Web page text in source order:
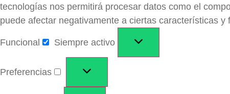
tecnologías nos permitirá procesar datos como el
puede afectar negativamente a ciertas características y
Funcional Siempre activo
Preferencias